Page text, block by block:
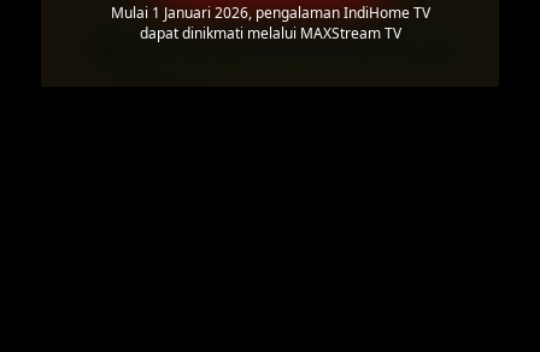
Mulai 1 Januari 2026, pengalaman IndiHome TV
dapat dinikmati melalui MAXStream TV